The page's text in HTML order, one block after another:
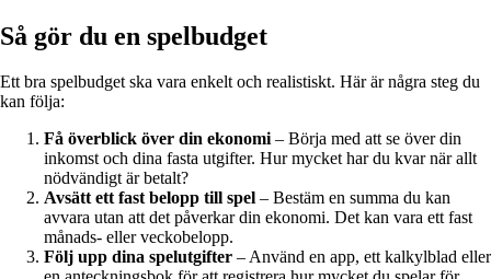
Så gör du en spelbudget
Ett bra spelbudget ska vara enkelt och realistiskt. Här är några steg du
kan följa:
Få överblick över din ekonomi– Börja med att se över din
inkomst och dina fasta utgifter. Hur mycket har du kvar när allt
nödvändigt är betalt?
Avsätt ett fast belopp till spel – Bestäm en summa du kan
avvara utan att det påverkar din ekonomi. Det kan vara ett fast
månads- eller veckobelopp.
Följ upp dina spelutgifter – Använd en app, ett kalkylblad eller